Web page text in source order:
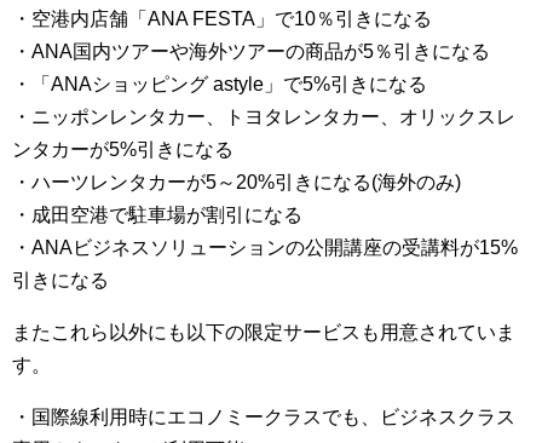
・空港内店舗「ANA FESTA」で10％引きになる
・ANA国内ツアーや海外ツアーの商品が5％引きになる
・「ANAショッピング astyle」で5%引きになる
・ニッポンレンタカー、トヨタレンタカー、オリックスレ
ンタカーが5%引きになる
・ハーツレンタカーが5～20%引きになる(海外のみ)
・成田空港で駐車場が割引になる
・ANAビジネスソリューションの公開講座の受講料が15%
引きになる
またこれら以外にも以下の限定サービスも用意されていま
す。
・国際線利用時にエコノミークラスでも、ビジネスクラス